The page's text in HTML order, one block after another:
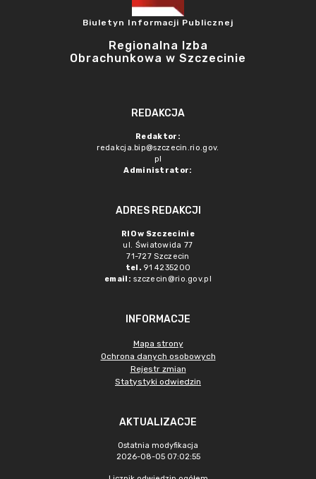
Biuletyn Informacji Publicznej
Regionalna Izba
Obrachunkowa w Szczecinie
REDAKCJA
Redaktor:
redakcja.bip@szczecin.rio.gov.
pl
Administrator:
ADRES REDAKCJI
RIO w Szczecinie
ul. Światowida 77
71-727 Szczecin
tel. 91 4235200
email: szczecin@rio.gov.pl
INFORMACJE
Mapa strony
Ochrona danych osobowych
Rejestr zmian
Statystyki odwiedzin
AKTUALIZACJE
Ostatnia modyfikacja
2026-08-05 07:02:55